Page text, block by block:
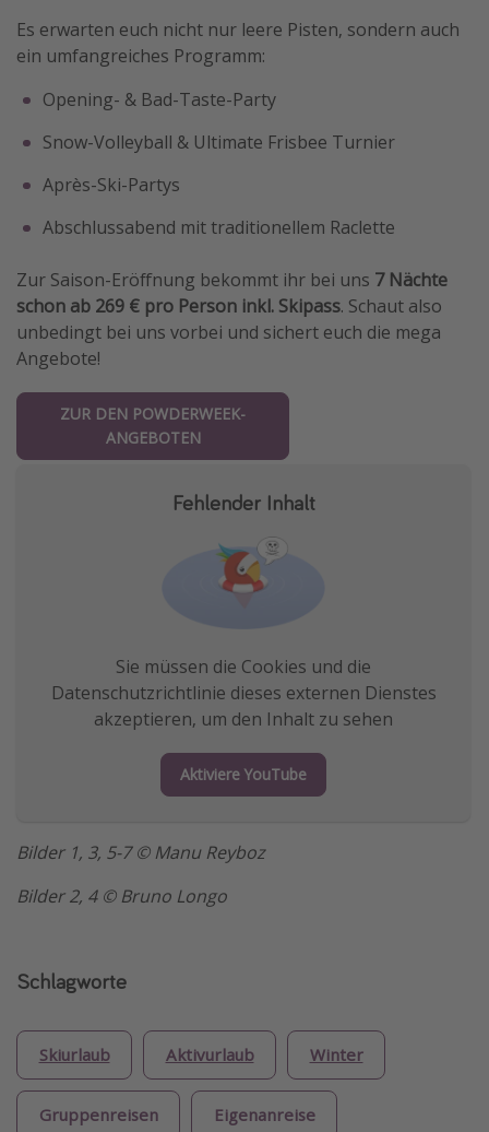
Es erwarten euch nicht nur leere Pisten, sondern auch
ein umfangreiches Programm:
Opening- & Bad-Taste-Party
Snow-Volleyball & Ultimate Frisbee Turnier
Après-Ski-Partys
Abschlussabend mit traditionellem Raclette
Zur Saison-Eröffnung bekommt ihr bei uns 7 Nächte
schon ab 269 € pro Person inkl. Skipass. Schaut also
unbedingt bei uns vorbei und sichert euch die mega
Angebote!
ZUR DEN POWDERWEEK-
ANGEBOTEN
Fehlender Inhalt
Sie müssen die Cookies und die
Datenschutzrichtlinie dieses externen Dienstes
akzeptieren, um den Inhalt zu sehen
Aktiviere YouTube
Bilder 1, 3, 5-7 © Manu Reyboz
Bilder 2, 4 © Bruno Longo
Schlagworte
Skiurlaub Aktivurlaub Winter
Gruppenreisen Eigenanreise